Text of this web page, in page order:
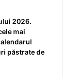
2026.
mai
păstrate de